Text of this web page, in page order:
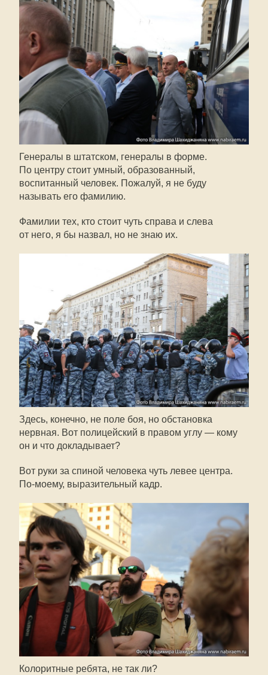
Генералы в штатском, генералы в форме.
По центру стоит умный, образованный,
воспитанный человек. Пожалуй, я не буду
называть его фамилию.
Фамилии тех, кто стоит чуть справа и слева
от него, я бы назвал, но не знаю их.
Здесь, конечно, не поле боя, но обстановка
нервная. Вот полицейский в правом углу — кому
он и что докладывает?
Вот руки за спиной человека чуть левее центра.
По-моему, выразительный кадр.
Колоритные ребята, не так ли?